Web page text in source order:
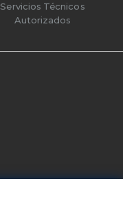
Servicios Técnicos
Autorizados